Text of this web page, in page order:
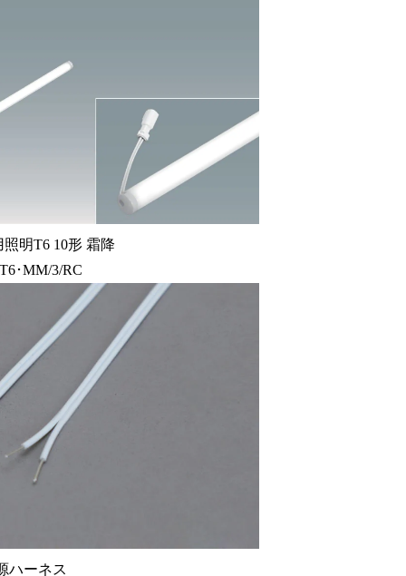
明T6 10形 霜降
･MM/3/RC
ハーネス